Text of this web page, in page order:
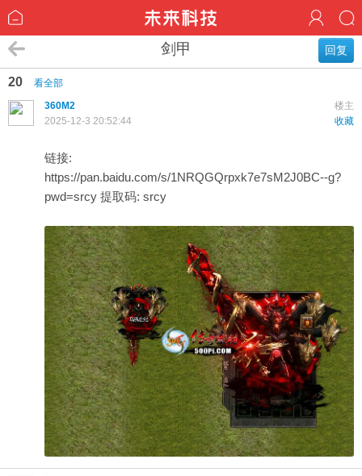
回复
剑甲
20
看全部
楼主
360M2
收藏
2025-12-3 20:52:44
链接:
https://pan.baidu.com/s/1NRQGQrpxk7e7sM2J0BC--g?
pwd=srcy 提取码: srcy